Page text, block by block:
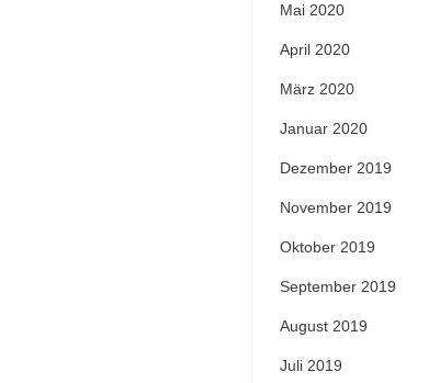
Mai 2020
April 2020
März 2020
Januar 2020
Dezember 2019
November 2019
Oktober 2019
September 2019
August 2019
Juli 2019